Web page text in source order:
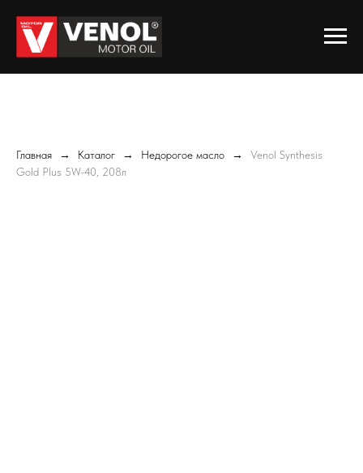
Главная Каталог Недорогое масло
Venol Synthesis
Gold Plus 5W-40, 208л